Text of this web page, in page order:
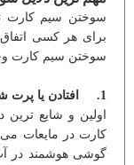
سوختن سیم کارت
سوختن سیم کارت
1. افتادن یا پرت شدن گوشی هوشمند یا سیم کارت در مایعات
اولین و شایع
کارت در مایعات
گوشی هوشمند در